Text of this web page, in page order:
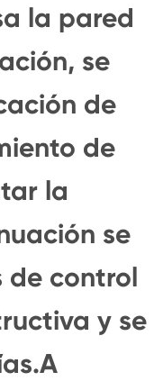
la pared
se
de
de
la
se
de control
y se